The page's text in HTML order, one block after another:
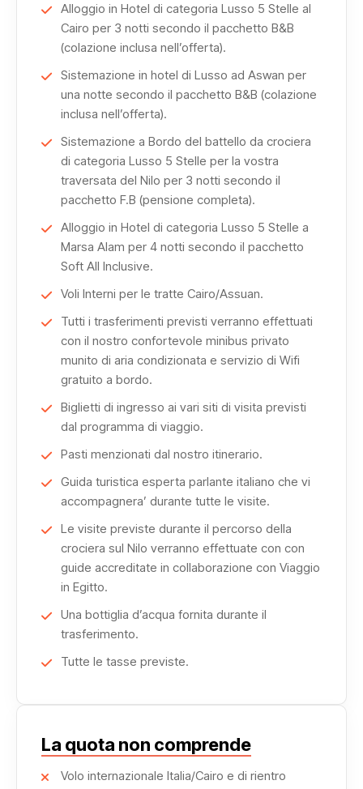
Il percorso culturale prosegue al Museo di Giza (GEM),
che custodisce importanti reperti dell’antica civiltà egizia,
e alla Cittadella di Saladino con la Moschea di
Mohammed Ali, da cui si gode una vista unica sulla città.
Incompiuto e al Tempio di File, testimonianze
straordinarie dell’arte e della religione dell’antico Egitto.
Simbel, seguita da Kom Ombo, dove sorge il tempio
consacrato a Sobek e Haroeris, e da Edfu, con il
La navigazione continua verso Esna e poi Luxor, con la
scoperta della Valle dei Re, del Tempio della regina
Hatshepsut e dei Colossi di Memnone, oltre al Tempio di
Egitto di lusso unisce cultura, crociera e comfort in
un’unica esperienza indimenticabile.
Alloggio in Hotel di categoria Lusso 5 Stelle al
Cairo per 3 notti secondo il pacchetto B&B
(colazione inclusa nell’offerta).
Sistemazione in hotel di Lusso ad Aswan per
una notte secondo il pacchetto B&B (colazione
inclusa nell’offerta).
Sistemazione a Bordo del battello da crociera
di categoria Lusso 5 Stelle per la vostra
traversata del Nilo per 3 notti secondo il
pacchetto F.B (pensione completa).
Alloggio in Hotel di categoria Lusso 5 Stelle a
Marsa Alam per 4 notti secondo il pacchetto
Soft All Inclusive.
Voli Interni per le tratte Cairo/Assuan.
Tutti i trasferimenti previsti verranno effettuati
con il nostro confortevole minibus privato
munito di aria condizionata e servizio di Wifi
gratuito a bordo.
Biglietti di ingresso ai vari siti di visita previsti
dal programma di viaggio.
Pasti menzionati dal nostro itinerario.
Guida turistica esperta parlante italiano che vi
accompagnera’ durante tutte le visite.
Le visite previste durante il percorso della
crociera sul Nilo verranno effettuate con con
guide accreditate in collaborazione con Viaggio
in Egitto.
Una bottiglia d’acqua fornita durante il
trasferimento.
Tutte le tasse previste.
La quota non comprende
Volo internazionale Italia/Cairo e di rientro